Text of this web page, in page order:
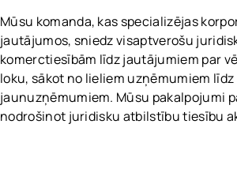
Mūsu komanda, kas specializējas
jautājumos, sniedz visaptverošu
komerctiesībām līdz jautājumiem par
loku, sākot no lieliem uzņēmumiem
jaunuzņēmumiem. Mūsu pakalpojumi
nodrošinot juridisku atbilstību tiesību